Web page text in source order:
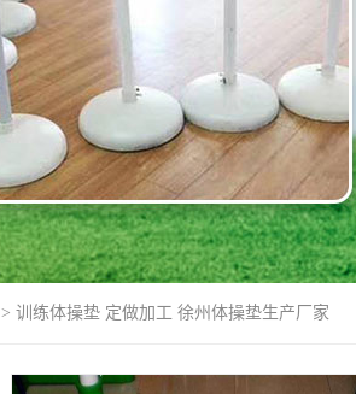
> 训练体操垫 定做加工 徐州体操垫生产厂家